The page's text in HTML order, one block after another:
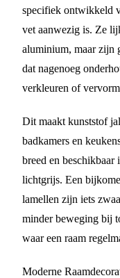
specifiek ontwikkeld
vet aanwezig is. Ze
aluminium, maar zijn
dat nagenoeg
verkleuren of
Dit maakt kunststof
badkamers en
breed en beschikbaar
lichtgrijs. Een
lamellen zijn iets
minder beweging bij
waar een raam
Moderne